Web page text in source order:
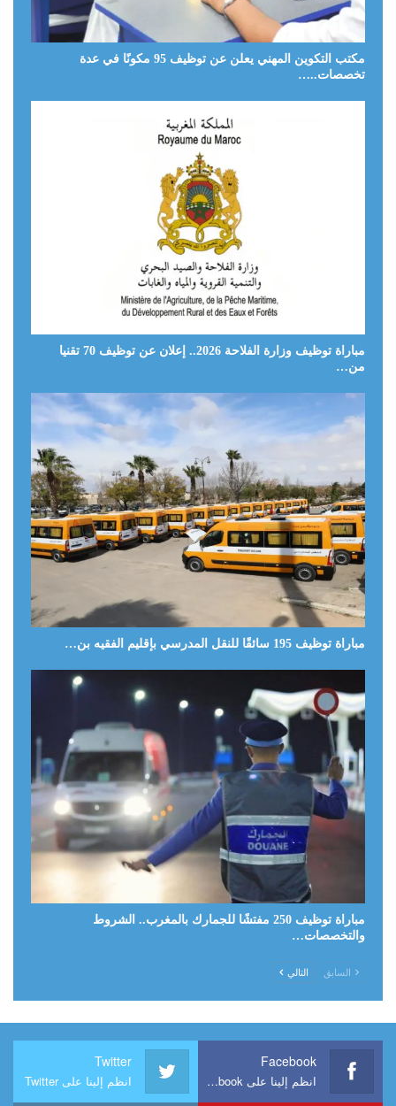
مكتب التكوين المهني يعلن عن توظيف 95 مكونًا في عدة
تخصصات..…
مباراة توظيف وزارة الفلاحة 2026.. إعلان عن توظيف 70 تقنيا
من…
مباراة توظيف 195 سائقًا للنقل المدرسي بإقليم الفقيه بن…
مباراة توظيف 250 مفتشًا للجمارك بالمغرب.. الشروط
والتخصصات…
السابق التالي
Facebook
انظم إلينا على Facebook
Twitter
انظم إلينا على Twitter